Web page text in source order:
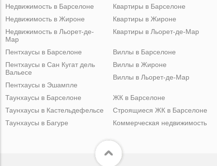
Недвижимость в Барселоне
Недвижимость в Жироне
Недвижимость в Льорет-де-
Мар
Квартиры в Барселоне
Квартиры в Жироне
Квартиры в Льорет-де-Мар
Пентхаусы в Барселоне
Пентхаусы в Сан Кугат дель
Вальесе
Пентхаусы в Эшампле
Виллы в Барселоне
Виллы в Жироне
Виллы в Льорет-де-Мар
Таунхаусы в Барселоне
Таунхаусы в Кастельдефельсе
Таунхаусы в Багуре
ЖК в Барселоне
Строящиеся ЖК в Барселоне
Коммерческая недвижимость